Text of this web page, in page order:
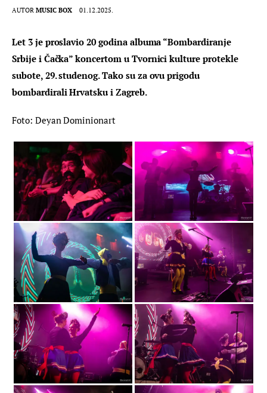
AUTOR MUSIC BOX 01.12.2025.
Let 3 je proslavio 20 godina albuma “Bombardiranje
Srbije i Čačka” koncertom u Tvornici kulture protekle
subote, 29. studenog. Tako su za ovu prigodu
bombardirali Hrvatsku i Zagreb.
Foto: Deyan Dominionart